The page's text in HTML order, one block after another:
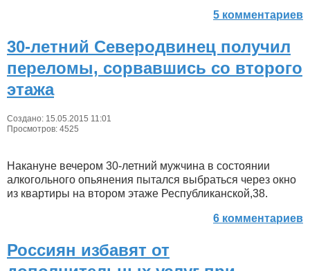
5 комментариев
30-летний Северодвинец получил
переломы, сорвавшись со второго
этажа
Создано: 15.05.2015 11:01
Просмотров: 4525
Накануне вечером 30-летний мужчина в состоянии
алкогольного опьянения пытался выбраться через окно
из квартиры на втором этаже Республиканской,38.
6 комментариев
Россиян избавят от